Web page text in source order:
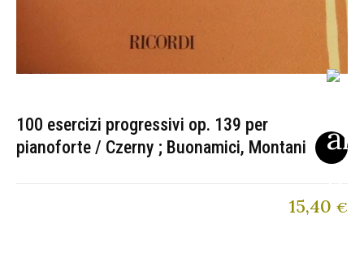
100 esercizi progressivi op. 139 per
pianoforte / Czerny ; Buonamici, Montani
15,40 €